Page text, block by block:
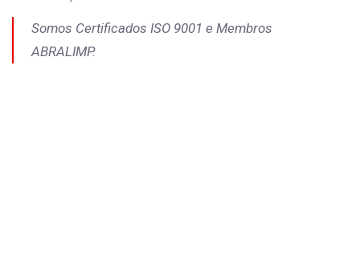
Somos Certificados ISO 9001 e Membros
ABRALIMP.